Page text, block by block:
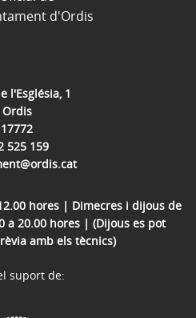
l'Església, 1
Ordis
17772
525 159
hores | Dimecres i dijous de
a 20.00 hores | (Dijous es pot
amb els tècnics)
d'Ordis
suport de: